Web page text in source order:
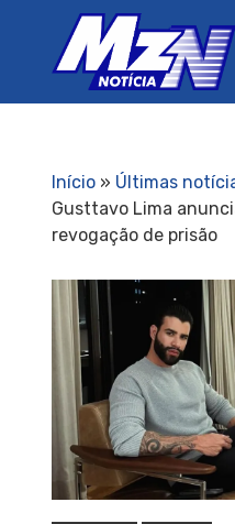
Início» Últimas
Gusttavo Lima
revogação de prisão